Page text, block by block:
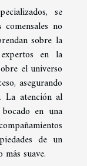
se
no
sobre la
en la
el universo
asegurando
La atención al
en una
de un
suave.